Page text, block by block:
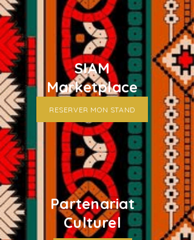
SIAM
Marketplace
RESERVER MON STAND
Partenariat
Culturel